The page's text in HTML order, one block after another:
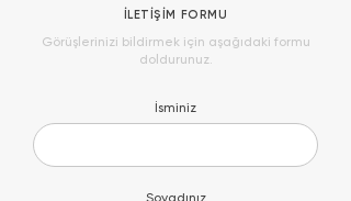
İLETİŞİM FORMU
Görüşlerinizi bildirmek için aşağıdaki formu
doldurunuz.
İsminiz